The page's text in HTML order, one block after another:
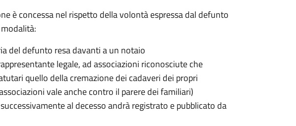
è concessa nel rispetto della volontà espressa dal defunto
del defunto resa davanti a un notaio
legale, ad associazioni riconosciute che
quello della cremazione dei cadaveri dei propri
vale anche contro il parere dei familiari)
al decesso andrà registrato e pubblicato da